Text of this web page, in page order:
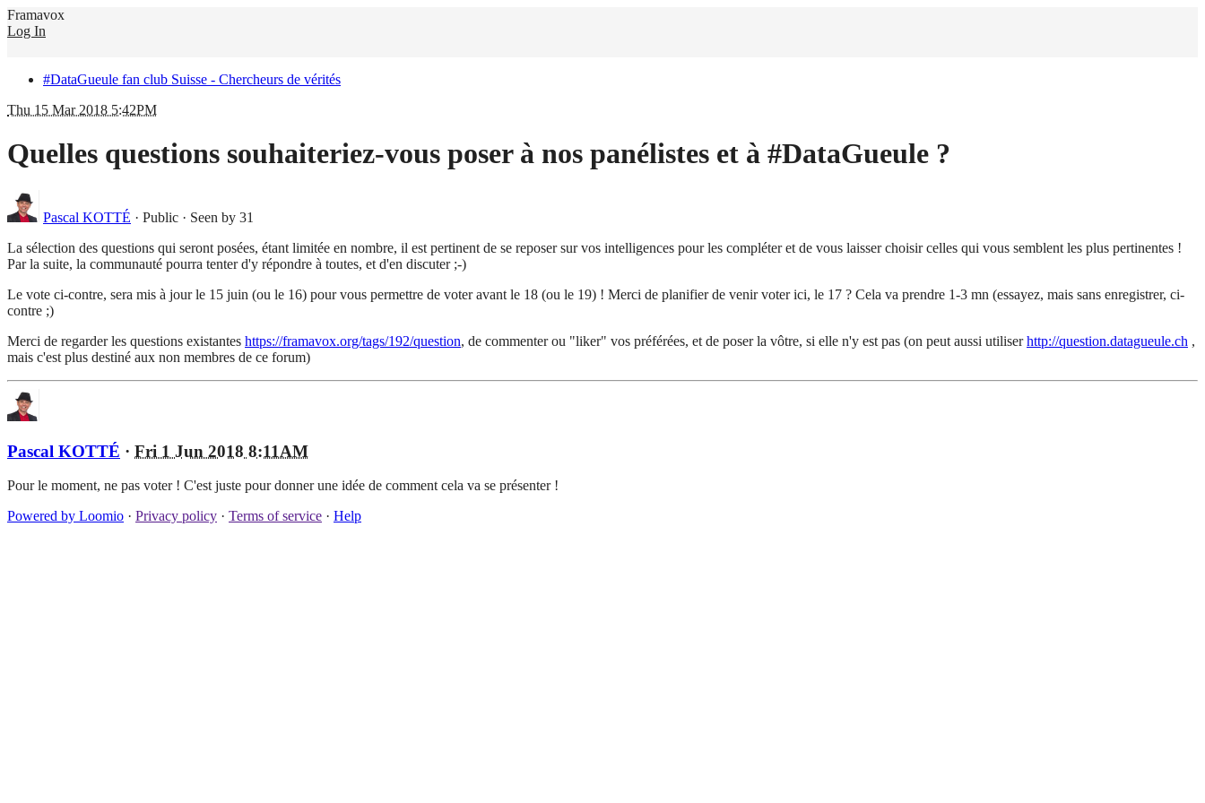
Framavox
Log In
#DataGueule fan club Suisse - Chercheurs de vérités
Thu 15 Mar 2018 5:42PM
Quelles questions souhaiteriez-vous poser à nos panélistes et à #DataGueule ?
Pascal KOTTÉ · Public · Seen by 31
La sélection des questions qui seront posées, étant limitée en nombre, il est pertinent de se reposer sur vos intelligences pour les compléter et de vous laisser choisir celles qui vous semblent les plus pertinentes !
Par la suite, la communauté pourra tenter d'y répondre à toutes, et d'en discuter ;-)
Le vote ci-contre, sera mis à jour le 15 juin (ou le 16) pour vous permettre de voter avant le 18 (ou le 19) ! Merci de planifier de venir voter ici, le 17 ? Cela va prendre 1-3 mn (essayez, mais sans enregistrer, ci-
contre ;)
Merci de regarder les questions existantes https://framavox.org/tags/192/question, de commenter ou "liker" vos préférées, et de poser la vôtre, si elle n'y est pas (on peut aussi utiliserhttp://question.datagueule.ch ,
mais c'est plus destiné aux non membres de ce forum)
Pascal KOTTÉ · Fri 1 Jun 2018 8:11AM
Pour le moment, ne pas voter ! C'est juste pour donner une idée de comment cela va se présenter !
Powered by Loomio · Privacy policy · Terms of service · Help